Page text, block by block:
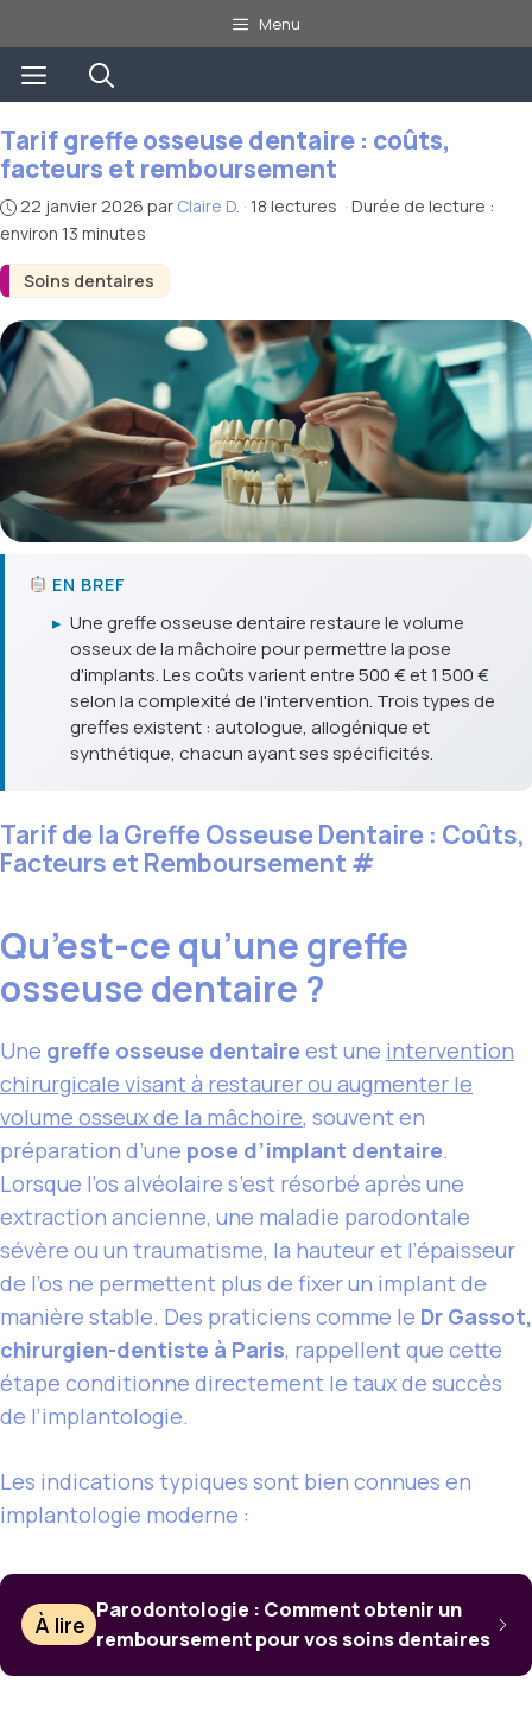
au
contenu
Menu
Menu
Soins dentaires
Tarif greffe osseuse dentaire : coûts,
facteurs et remboursement
22 janvier 2026 par Claire D. · 18 lectures · Durée de lecture :
environ 13 minutes
EN BREF
▸ Une greffe osseuse dentaire restaure le volume
osseux de la mâchoire pour permettre la pose
d'implants. Les coûts varient entre 500 € et 1 500 €
selon la complexité de l'intervention. Trois types de
greffes existent : autologue, allogénique et
synthétique, chacun ayant ses spécificités.
Tarif de la Greffe Osseuse Dentaire : Coûts,
Facteurs et Remboursement #
Qu’est-ce qu’une greffe
osseuse dentaire ?
Une greffe osseuse dentaire est une intervention
chirurgicale visant à restaurer ou augmenter le
volume osseux de la mâchoire, souvent en
préparation d’une pose d’implant dentaire.
Lorsque l’os alvéolaire s’est résorbé après une
extraction ancienne, une maladie parodontale
sévère ou un traumatisme, la hauteur et l’épaisseur
de l’os ne permettent plus de fixer un implant de
manière stable. Des praticiens comme le Dr Gassot,
chirurgien-dentiste à Paris, rappellent que cette
étape conditionne directement le taux de succès
de l’implantologie.
Les indications typiques sont bien connues en
implantologie moderne :
À lire
Parodontologie : Comment obtenir un
remboursement pour vos soins dentaires